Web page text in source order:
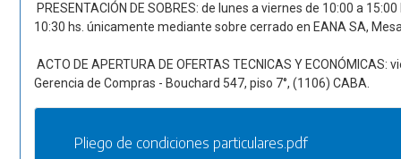
PRESENTACIÓN DE SOBRES: de lunes a viernes de 10:00 a
10:30 hs. únicamente mediante sobre cerrado en EANA SA,
ACTO DE APERTURA DE OFERTAS TECNICAS Y
Gerencia de Compras - Bouchard 547, piso 7°, (1106) CABA.
Pliego de condiciones particulares.pdf